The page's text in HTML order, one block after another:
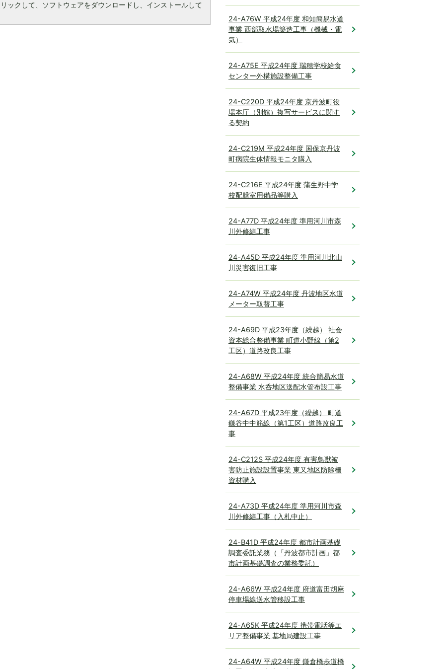
ックして、ソフトウェアをダウンロードし、インストールして
24-A76W 平成24年度 和知簡易水道
事業 西部取水場築造工事（機械・電
気）
24-A75E 平成24年度 瑞穂学校給食
センター外構施設整備工事
24-C220D 平成24年度 京丹波町役
場本庁（別館）複写サービスに関す
る契約
24-C219M 平成24年度 国保京丹波
町病院生体情報モニタ購入
24-C216E 平成24年度 蒲生野中学
校配膳室用備品等購入
24-A77D 平成24年度 準用河川市森
川外修繕工事
24-A45D 平成24年度 準用河川北山
川災害復旧工事
24-A74W 平成24年度 丹波地区水道
メーター取替工事
24-A69D 平成23年度（繰越） 社会
資本総合整備事業 町道小野線（第2
工区）道路改良工事
24-A68W 平成24年度 統合簡易水道
整備事業 水呑地区送配水管布設工事
24-A67D 平成23年度（繰越） 町道
鎌谷中中筋線（第1工区）道路改良工
事
24-C212S 平成24年度 有害鳥獣被
害防止施設設置事業 東又地区防除柵
資材購入
24-A73D 平成24年度 準用河川市森
川外修繕工事（入札中止）
24-B41D 平成24年度 都市計画基礎
調査委託業務（「丹波都市計画」都
市計画基礎調査の業務委託）
24-A66W 平成24年度 府道富田胡麻
停車場線送水管移設工事
24-A65K 平成24年度 携帯電話等エ
リア整備事業 基地局建設工事
24-A64W 平成24年度 鎌倉橋歩道橋